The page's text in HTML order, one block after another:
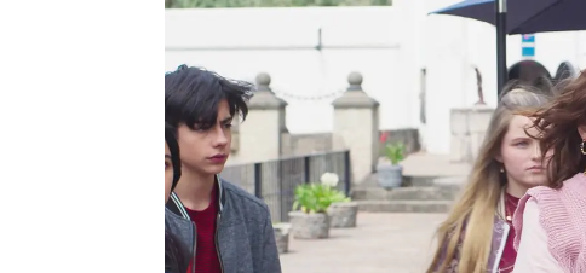
Finalmente, consiguen
avergonzada por lo
biológicos.
"No voy a
odio contra ti"
, le dice la
embargo, la joven no ve
iniciado una relación
Para disculparse,Leona le
terminó
y que, al descubrir